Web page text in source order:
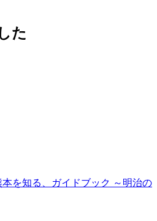
た
を知る、ガイドブック ～明治の